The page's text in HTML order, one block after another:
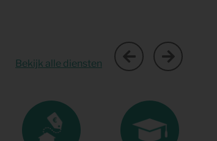
Bekijk alle diensten